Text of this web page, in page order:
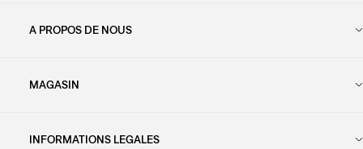
A PROPOS DE NOUS
MAGASIN
INFORMATIONS LEGALES